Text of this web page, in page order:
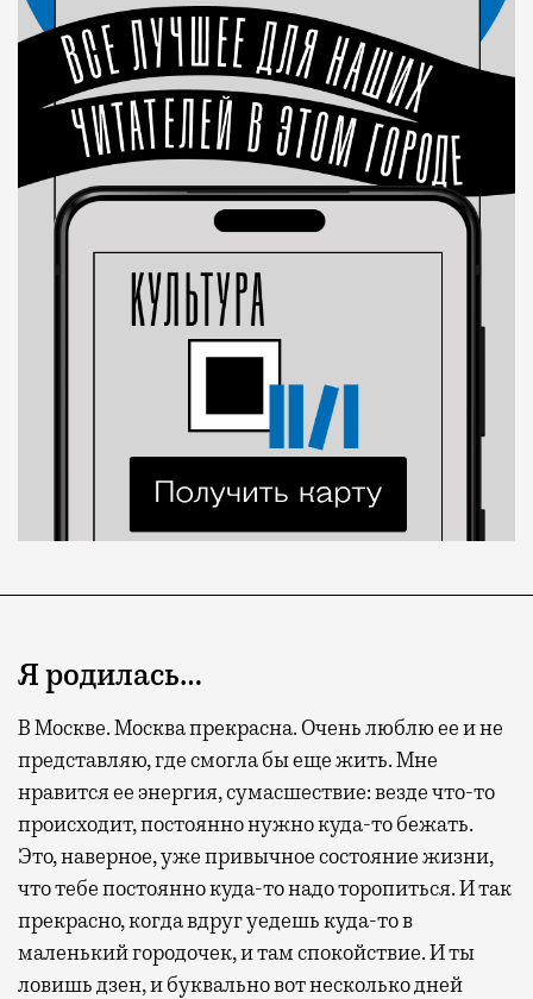
Я родилась…
В Москве. Москва прекрасна. Очень люблю ее и не
представляю, где смогла бы еще жить. Мне
нравится ее энергия, сумасшествие: везде что-то
происходит, постоянно нужно куда-то бежать.
Это, наверное, уже привычное состояние жизни,
что тебе постоянно куда-то надо торопиться. И так
прекрасно, когда вдруг уедешь куда-то в
маленький городочек, и там спокойствие. И ты
ловишь дзен, и буквально вот несколько дней